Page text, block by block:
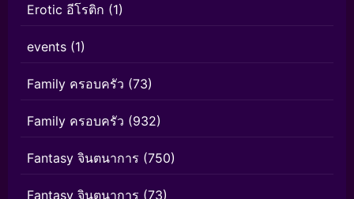
Erotic อีโรติก (1)
events (1)
Family ครอบครัว (73)
Family ครอบครัว (932)
Fantasy จินตนาการ (750)
Fantasy จินตนาการ (73)